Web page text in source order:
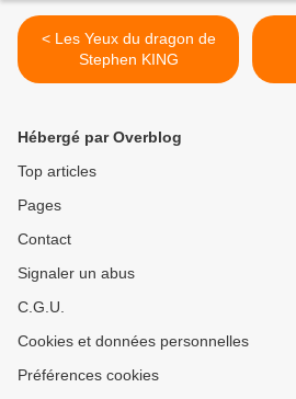
< Les Yeux du dragon de
Stephen KING
Hébergé par Overblog
Top articles
Pages
Contact
Signaler un abus
C.G.U.
Cookies et données personnelles
Préférences cookies